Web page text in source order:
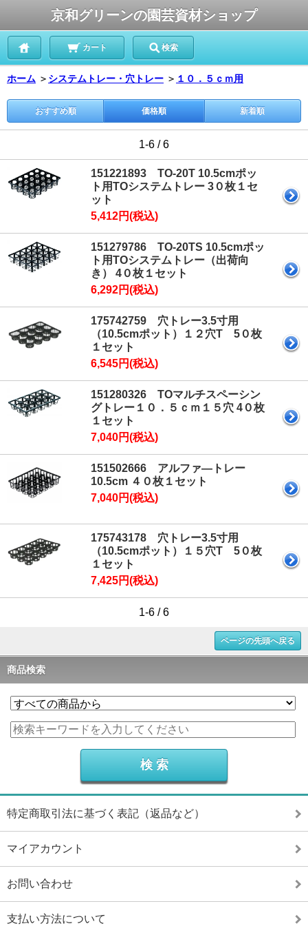
京和グリーンの園芸資材ショップ
カート 検索
ホーム ＞ システムトレー・穴トレー ＞ １０．５ｃｍ用
おすすめ順 価格順 新着順
1-6 / 6
151221893 TO-20T 10.5cmポッ
ト用TOシステムトレー 3０枚１セ
ット
5,412円(税込)
151279786 TO-20TS 10.5cmポッ
ト用TOシステムトレー（出荷向
き） 4０枚１セット
6,292円(税込)
175742759 穴トレー3.5寸用
（10.5cmポット）１２穴T 5０枚
１セット
6,545円(税込)
151280326 TOマルチスペーシン
グトレー１０．５ｃｍ１５穴 4０枚
１セット
7,040円(税込)
151502666 アルファ―トレー
10.5cm ４０枚１セット
7,040円(税込)
175743178 穴トレー3.5寸用
（10.5cmポット）１５穴T 5０枚
１セット
7,425円(税込)
1-6 / 6
ページの先頭へ戻る
商品検索
特定商取引法に基づく表記（返品など）
マイアカウント
お問い合わせ
支払い方法について